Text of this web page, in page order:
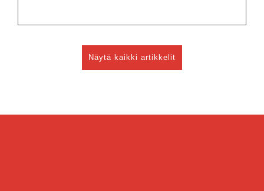
Näytä kaikki artikkelit